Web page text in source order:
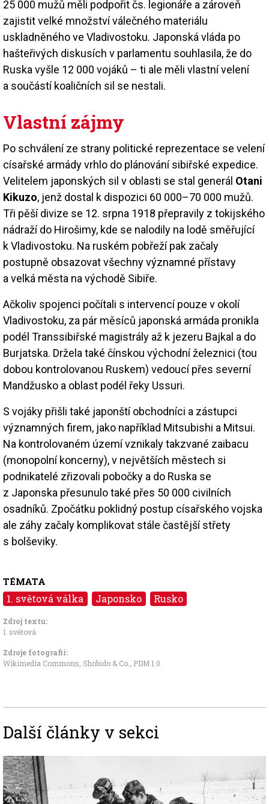
25 000 mužů měli podpořit čs. legionáře a zároveň
zajistit velké množství válečného materiálu
uskladněného ve Vladivostoku. Japonská vláda po
hašteřivých diskusích v parlamentu souhlasila, že do
Ruska vyšle 12 000 vojáků – ti ale měli vlastní velení
a součástí koaličních sil se nestali.
Vlastní zájmy
Po schválení ze strany politické reprezentace se velení
císařské armády vrhlo do plánování sibiřské expedice.
Velitelem japonských sil v oblasti se stal generál Otani
Kikuzo, jenž dostal k dispozici 60 000–70 000 mužů.
Tři pěší divize se 12. srpna 1918 přepravily z tokijského
nádraží do Hirošimy, kde se nalodily na lodě směřující
k Vladivostoku. Na ruském pobřeží pak začaly
postupně obsazovat všechny významné přístavy
a velká města na východě Sibiře.
Ačkoliv spojenci počítali s intervencí pouze v okolí
Vladivostoku, za pár měsíců japonská armáda pronikla
podél Transsibiřské magistrály až k jezeru Bajkal a do
Burjatska. Držela také čínskou východní železnici (tou
dobou kontrolovanou Ruskem) vedoucí přes severní
Mandžusko a oblast podél řeky Ussuri.
S vojáky přišli také japonští obchodníci a zástupci
významných firem, jako například Mitsubishi a Mitsui.
Na kontrolovaném území vznikaly takzvané zaibacu
(monopolní koncerny), v největších městech si
podnikatelé zřizovali pobočky a do Ruska se
z Japonska přesunulo také přes 50 000 civilních
osadníků. Zpočátku poklidný postup císařského vojska
ale záhy začaly komplikovat stále častější střety
s bolševiky.
TÉMATA
1. světová válka Japonsko Rusko
Zdroj textu:
I. světová
Zdroje fotografii:
Wikimedia Commons, Shobido & Co.
PDM 1.0
Další články v sekci
Image